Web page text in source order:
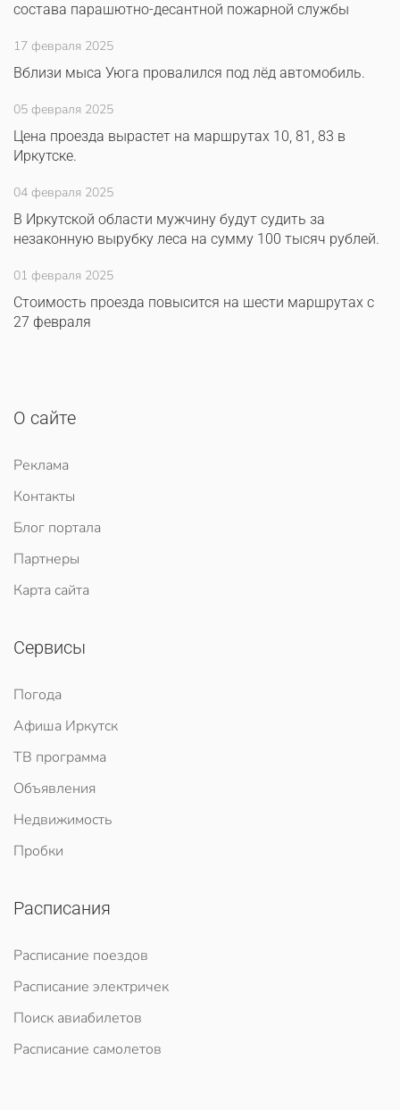
состава парашютно-десантной пожарной службы
17 февраля 2025
Вблизи мыса Уюга провалился под лёд автомобиль.
05 февраля 2025
Цена проезда вырастет на маршрутах 10, 81, 83 в
Иркутске.
04 февраля 2025
В Иркутской области мужчину будут судить за
незаконную вырубку леса на сумму 100 тысяч рублей.
01 февраля 2025
Стоимость проезда повысится на шести маршрутах с
27 февраля
О сайте
Реклама
Контакты
Блог портала
Партнеры
Карта сайта
Сервисы
Погода
Афиша Иркутск
ТВ программа
Объявления
Недвижимость
Пробки
Расписания
Расписание поездов
Расписание электричек
Поиск авиабилетов
Расписание самолетов